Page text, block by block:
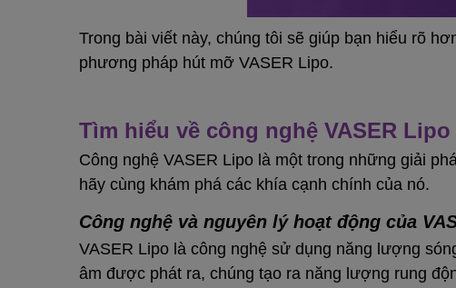
Trong bài viết này, chúng tôi sẽ giúp bạn hiểu rõ
phương pháp hút mỡ VASER Lipo.
Tìm hiểu về công nghệ VASER Lipo
Công nghệ VASER Lipo là một trong những giải
hãy cùng khám phá các khía cạnh chính của nó.
Công nghệ và nguyên lý hoạt động của
VASER Lipo là công nghệ sử dụng năng lượng
âm được phát ra, chúng tạo ra năng lượng rung